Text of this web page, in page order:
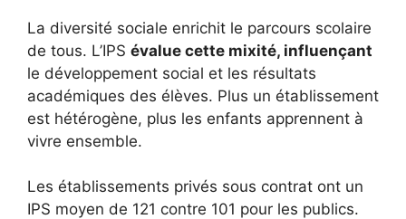
La diversité sociale enrichit le parcours scolaire
de tous. L’IPS évalue cette mixité, influençant
le développement social et les résultats
académiques des élèves. Plus un établissement
est hétérogène, plus les enfants apprennent à
vivre ensemble.
Les établissements privés sous contrat ont un
IPS moyen de 121 contre 101 pour les publics.